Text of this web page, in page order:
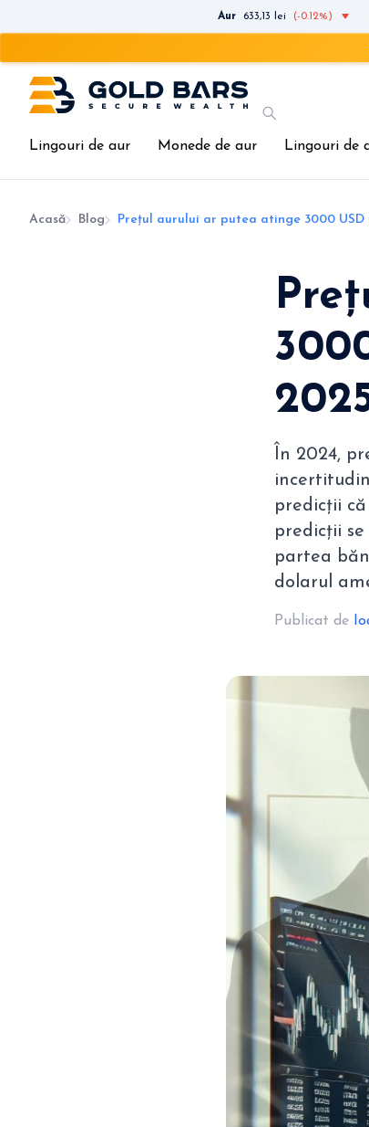
Aur 633,13 lei (-0.12%)
🚛
Lingouri de aur Monede de aur Lingouri de
Acasă Blog Prețul aurului ar putea atinge 3000 USD
În 2024,
predicții
predicții
partea
dolarul
Publicat de